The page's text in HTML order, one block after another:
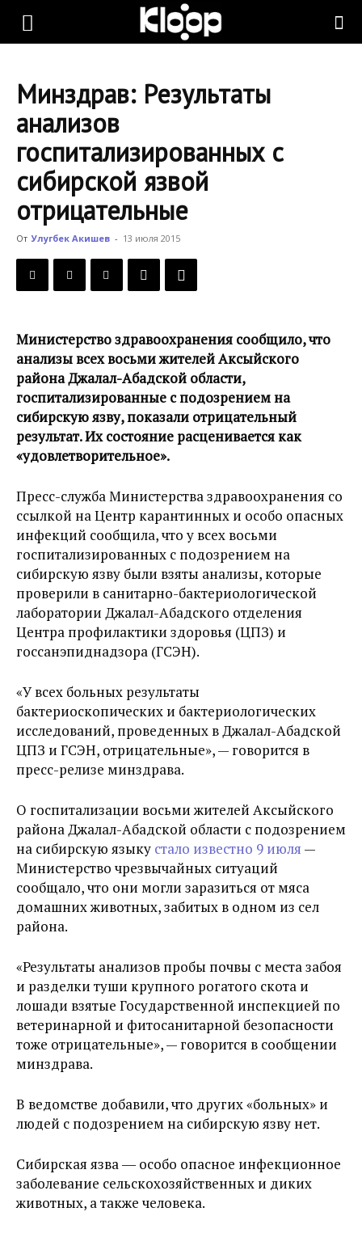
KLOOP.KG
Новости
Кыргызстана
Минздрав: Результаты
анализов
госпитализированных с
сибирской язвой
отрицательные
От Улугбек Акишев - 13 июля 2015
Министерство здравоохранения сообщило, что
анализы всех восьми жителей Аксыйского
района Джалал-Абадской области,
госпитализированные с подозрением на
сибирскую язву, показали отрицательный
результат. Их состояние расценивается как
«удовлетворительное».
Пресс-служба Министерства здравоохранения со
ссылкой на Центр карантинных и особо опасных
инфекций сообщила, что у всех восьми
госпитализированных с подозрением на
сибирскую язву были взяты анализы, которые
проверили в санитарно-бактериологической
лаборатории Джалал-Абадского отделения
Центра профилактики здоровья (ЦПЗ) и
госсанэпиднадзора (ГСЭН).
«У всех больных результаты
бактериоскопических и бактериологических
исследований, проведенных в Джалал-Абадской
ЦПЗ и ГСЭН, отрицательные», — говорится в
пресс-релизе минздрава.
О госпитализации восьми жителей Аксыйского
района Джалал-Абадской области с подозрением
на сибирскую языку стало известно 9 июля —
Министерство чрезвычайных ситуаций
сообщало, что они могли заразиться от мяса
домашних животных, забитых в одном из сел
района.
«Результаты анализов пробы почвы с места забоя
и разделки туши крупного рогатого скота и
лошади взятые Государственной инспекцией по
ветеринарной и фитосанитарной безопасности
тоже отрицательные», — говорится в сообщении
минздрава.
В ведомстве добавили, что других «больных» и
людей с подозрением на сибирскую язву нет.
Сибирская язва ― особо опасное инфекционное
заболевание сельскохозяйственных и диких
животных, а также человека.